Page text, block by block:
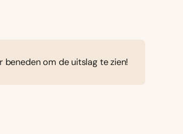
beneden om de uitslag te zien!